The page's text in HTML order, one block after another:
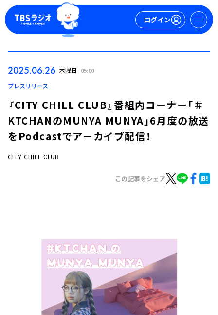
ログイン
YouTube
会社情報
2025.06.26 木曜日 05:00
プレスリリース
『CITY CHILL CLUB』番組内コーナー「＃
KTCHANのMUNYA MUNYA」6月度の放送
をPodcastでアーカイブ配信！
CITY CHILL CLUB
この記事をシェア